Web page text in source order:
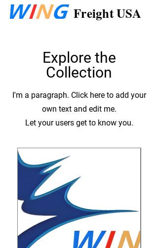
Freight USA
Explore the
Collection
I'm a paragraph. Click here to add your
own text and edit me.
Let your users get to know you.